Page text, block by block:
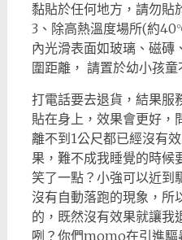
黏貼於任何地方，請勿貼
3、除高熱溫度場所(約
內光滑表面如玻璃、磁磚
圍距離， 請置於幼小孩童
打電話要去退貨，結果服
貼在身上，效果會更好，
離不到1公尺都已經沒有
果，難不成我睡覺的時候
笑了一點？小強可以近到
沒有自動落跑的現象，所
的，既然沒有效果就讓我
咧？你們momo在引進驅